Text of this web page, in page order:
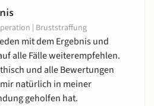
| Bruststraffung
mit dem Ergebnis und
alle Fälle weiterempfehlen.
und alle Bewertungen
natürlich in meiner
geholfen hat.